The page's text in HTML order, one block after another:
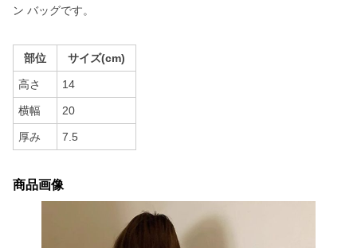
ン バッグです。
部位 サイズ(cm)
高さ 14
横幅 20
厚み 7.5
商品画像